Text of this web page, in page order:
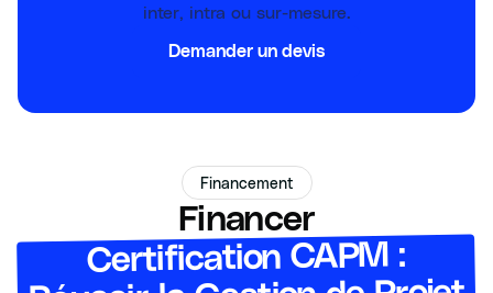
inter, intra ou sur-mesure.
Demander un devis
Financement
Financer
Certification CAPM :